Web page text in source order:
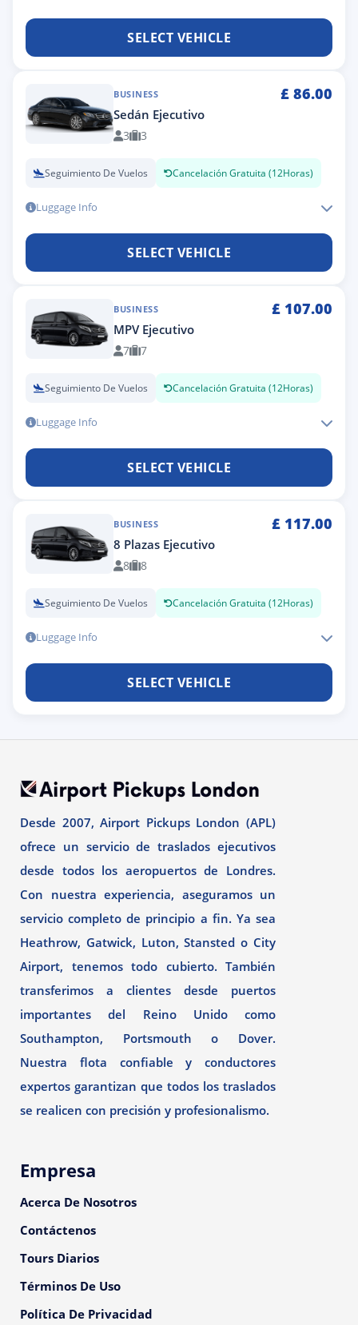
SELECT VEHICLE
BUSINESS £ 86.00
Sedán Ejecutivo
3 3
Seguimiento De Vuelos Cancelación Gratuita (12Horas)
Luggage Info
SELECT VEHICLE
BUSINESS £ 107.00
MPV Ejecutivo
7 7
Seguimiento De Vuelos Cancelación Gratuita (12Horas)
Luggage Info
SELECT VEHICLE
BUSINESS £ 117.00
8 Plazas Ejecutivo
8 8
Seguimiento De Vuelos Cancelación Gratuita (12Horas)
Luggage Info
SELECT VEHICLE
Desde 2007, Airport Pickups London (APL)
ofrece un servicio de traslados ejecutivos
desde todos los aeropuertos de Londres.
Con nuestra experiencia, aseguramos un
servicio completo de principio a fin. Ya sea
Heathrow, Gatwick, Luton, Stansted o City
Airport, tenemos todo cubierto. También
transferimos a clientes desde puertos
importantes del Reino Unido como
Southampton, Portsmouth o Dover.
Nuestra flota confiable y conductores
expertos garantizan que todos los traslados
se realicen con precisión y profesionalismo.
Empresa
Acerca De Nosotros
Contáctenos
Tours Diarios
Términos De Uso
Política De Privacidad